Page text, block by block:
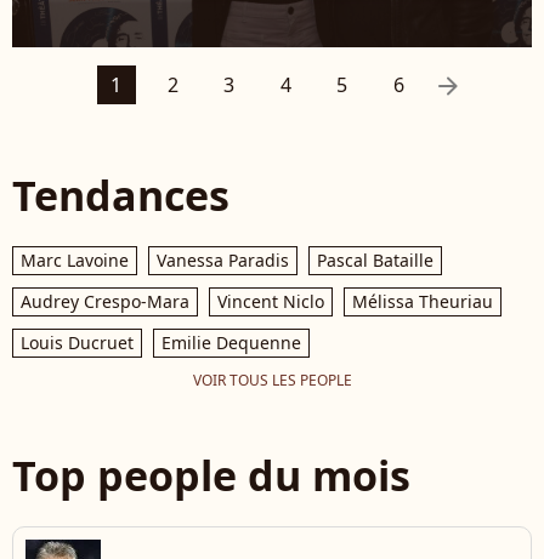
1 2 3 4 5 6 arrow_right
Tendances
Marc Lavoine Vanessa Paradis
Pascal Bataille
Audrey Crespo-Mara
Vincent Niclo
Mélissa Theuriau
Louis Ducruet
Emilie Dequenne
VOIR TOUS LES PEOPLE
Top people du mois